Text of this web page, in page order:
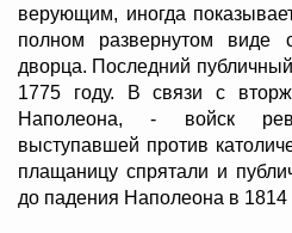
верующим, иногда
полном развернутом виде
дворца. Последний
1775 году. В связи с
Наполеона, - войск
выступавшей против
плащаницу спрятали и
до падения Наполеона в 1814